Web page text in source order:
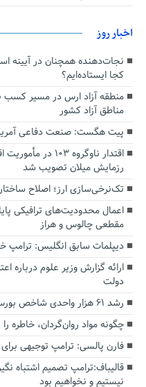
اخبار روز
کجا ایستاده‌ایم؟
منطقه آزاد ارس در مسیر
مناطق آزاد کشور
پیت هگست: صنعت دفاعی
رزمایش میلان تصویب شد
تک‌نرخی‌سازی ارز؛ اصلاح
اعمال محدودیت‌های ترافیکی
مقطعی چالوس و هراز
دیپلمات سابق انگلیس:‌ ترامپ
ارائه گزارش وزیر علوم درباره
دولت
رشد ۶۱ هزار واحدی شاخص بورس
چگونه مواد روان‌گردان، خاطره
فارن پالسی: ترامپ توجیهی برای
قالیباف:ترامپ تصمیم اشتباه
نیستیم و نخواهیم بود